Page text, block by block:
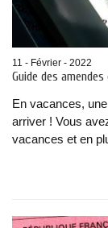
11 - Février - 2022
Guide des
En vacances,
arriver ! Vous
vacances et en